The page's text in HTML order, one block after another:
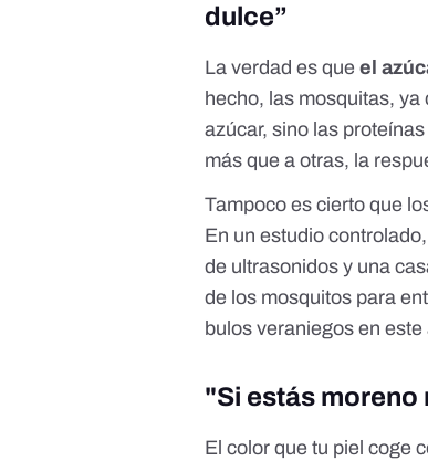
dulce”
La verdad es queel
hecho, las mosquitas, ya
azúcar, sino las
más que a otras, la
Tampoco es cierto que
En un estudio controlado
de ultrasonidos y una
de los mosquitos para
bulos veraniegos en este
"Si estás
El color que tu piel coge